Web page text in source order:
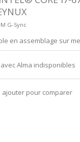
G-Sync
en assemblage sur
Alma indisponibles
ajouter pour comparer